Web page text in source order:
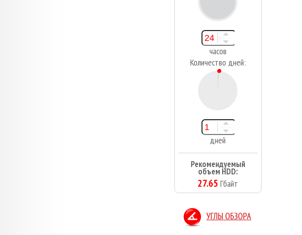
часов
Количество дней:
дней
Рекомендуемый
объем HDD:
27.65 Гбайт
УГЛЫ ОБЗОРА